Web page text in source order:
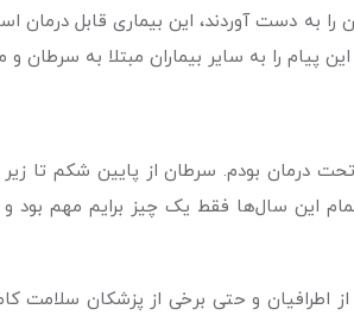
را به دست آوردند، این بیماری قابل
پیام را به سایر بیماران مبتلا به سرطان
بی‌وقفه تحت درمان بودم. سرطان از پایین
سال‌ها فقط یک چیز برایم مهم بود و